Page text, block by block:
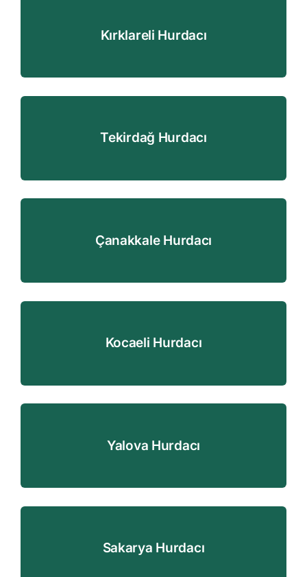
Kırklareli Hurdacı
Tekirdağ Hurdacı
Çanakkale Hurdacı
Kocaeli Hurdacı
Yalova Hurdacı
Sakarya Hurdacı